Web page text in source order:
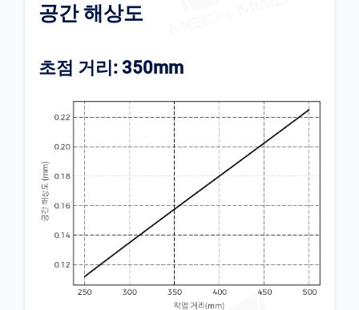
공간 해상도
초점 거리: 350mm